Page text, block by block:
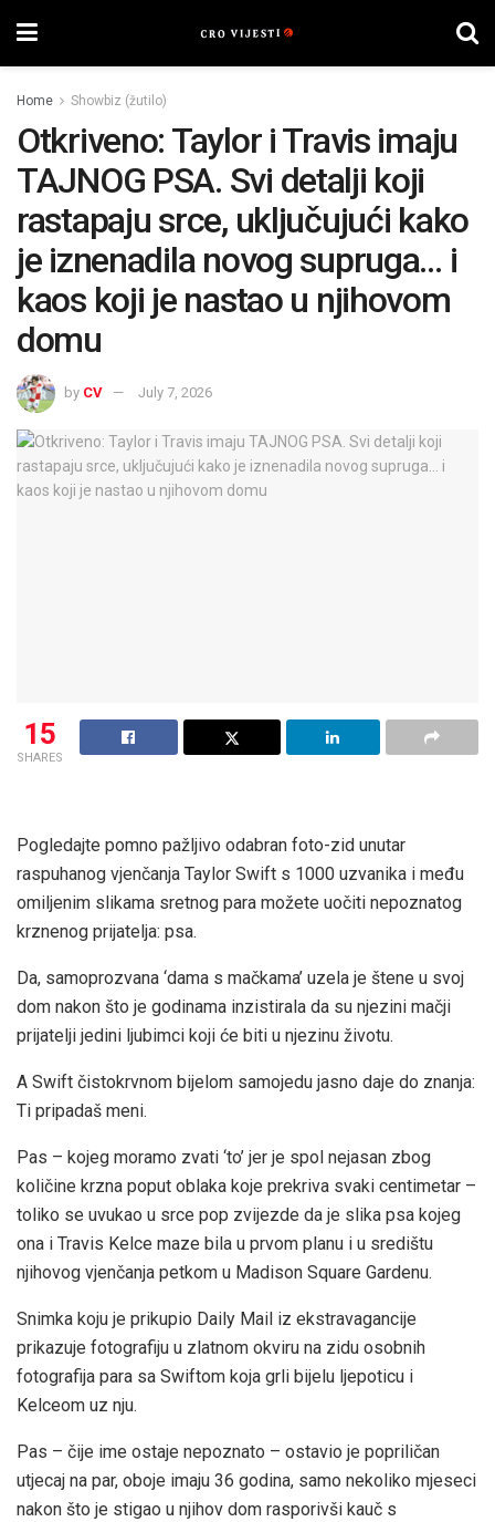
Home Showbiz (žutilo)
Otkriveno: Taylor i Travis imaju
TAJNOG PSA. Svi detalji koji
rastapaju srce, uključujući kako
je iznenadila novog supruga… i
kaos koji je nastao u njihovom
domu
by CV July 7, 2026
15
SHARES
Pogledajte pomno pažljivo odabran foto-zid unutar
raspuhanog vjenčanja Taylor Swift s 1000 uzvanika i među
omiljenim slikama sretnog para možete uočiti nepoznatog
krznenog prijatelja: psa.
Da, samoprozvana ‘dama s mačkama’ uzela je štene u svoj
dom nakon što je godinama inzistirala da su njezini mačji
prijatelji jedini ljubimci koji će biti u njezinu životu.
A Swift čistokrvnom bijelom samojedu jasno daje do znanja:
Ti pripadaš meni.
Pas – kojeg moramo zvati ‘to’ jer je spol nejasan zbog
količine krzna poput oblaka koje prekriva svaki centimetar –
toliko se uvukao u srce pop zvijezde da je slika psa kojeg
ona i Travis Kelce maze bila u prvom planu i u središtu
njihovog vjenčanja petkom u Madison Square Gardenu.
Snimka koju je prikupio Daily Mail iz ekstravagancije
prikazuje fotografiju u zlatnom okviru na zidu osobnih
fotografija para sa Swiftom koja grli bijelu ljepoticu i
Kelceom uz nju.
Pas – čije ime ostaje nepoznato – ostavio je popriličan
utjecaj na par, oboje imaju 36 godina, samo nekoliko mjeseci
nakon što je stigao u njihov dom rasporivši kauč s